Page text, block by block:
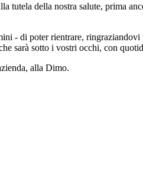
tutela della nostra salute, prima
- di poter rientrare,
sarà sotto i vostri occhi, con
alla Dimo.